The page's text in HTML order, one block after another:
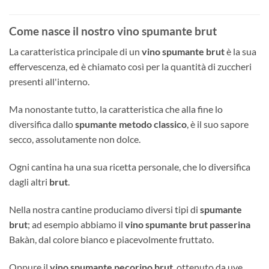
Come nasce il nostro vino spumante brut
La caratteristica principale di un vino spumante brutè la sua
effervescenza, ed è chiamato così per la quantità di zuccheri
presenti all'interno.
Ma nonostante tutto, la caratteristica che alla fine lo
diversifica dallospumante metodo classico, è il suo sapore
secco, assolutamente non dolce.
Ogni cantina ha una sua ricetta personale, che lo diversifica
dagli altri brut.
Nella nostra cantine produciamo diversi tipi di spumante
brut; ad esempio abbiamo il vino spumante brut passerina
Bakàn, dal colore bianco e piacevolmente fruttato.
Oppure il vino spumante pecorino brut , ottenuto da uve